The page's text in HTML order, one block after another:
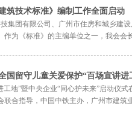
筑技术标准》编制工作全面启动
技集团有限公司、广州市住房和城乡
作为《标准》的主编单位之一，我会
留守儿童关爱保护“百场宣讲进
工地”暨中央企业“同心护未来”启动
合指导，中国中铁主办，广州市建